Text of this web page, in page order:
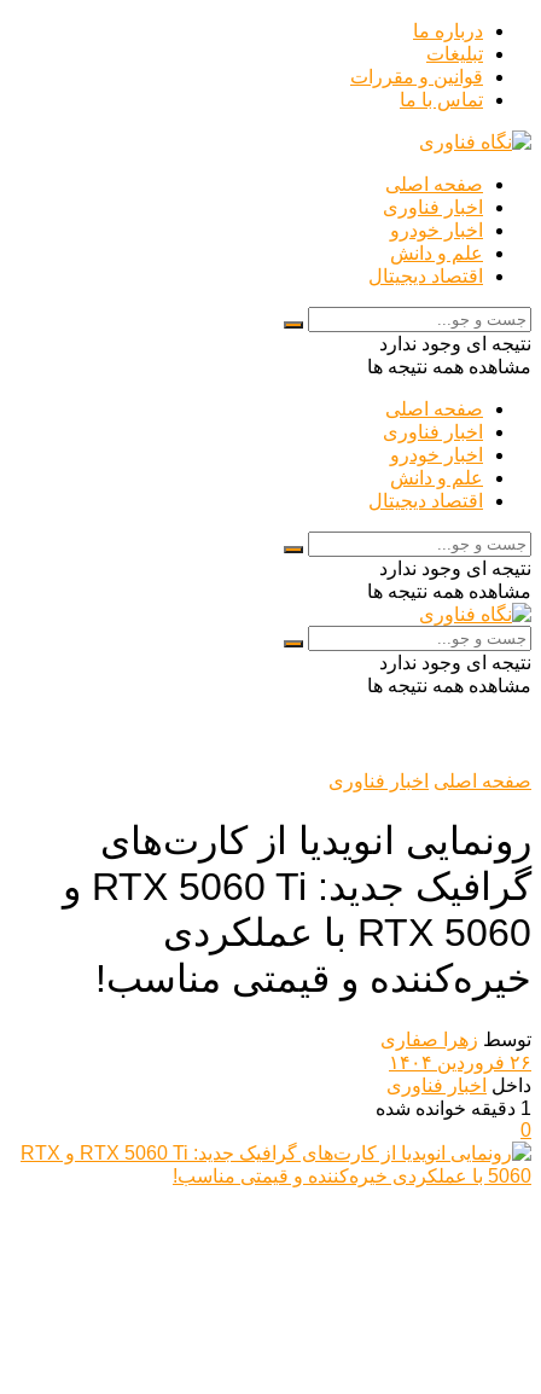
درباره ما
تبلیغات
قوانین و مقررات
تماس با ما
صفحه اصلی
اخبار فناوری
اخبار خودرو
علم و دانش
اقتصاد دیجیتال
نتیجه ای وجود ندارد
مشاهده همه نتیجه ها
صفحه اصلی
اخبار فناوری
اخبار خودرو
علم و دانش
اقتصاد دیجیتال
نتیجه ای وجود ندارد
مشاهده همه نتیجه ها
نتیجه ای وجود ندارد
مشاهده همه نتیجه ها
صفحه اصلی اخبار فناوری
رونمایی انویدیا از کارت‌های
گرافیک جدید: RTX 5060 Ti و
RTX 5060 با عملکردی
خیره‌کننده و قیمتی مناسب!
توسط زهرا صفاری
۲۶ فروردین ۱۴۰۴
داخل اخبار فناوری
1 دقیقه خوانده شده
0